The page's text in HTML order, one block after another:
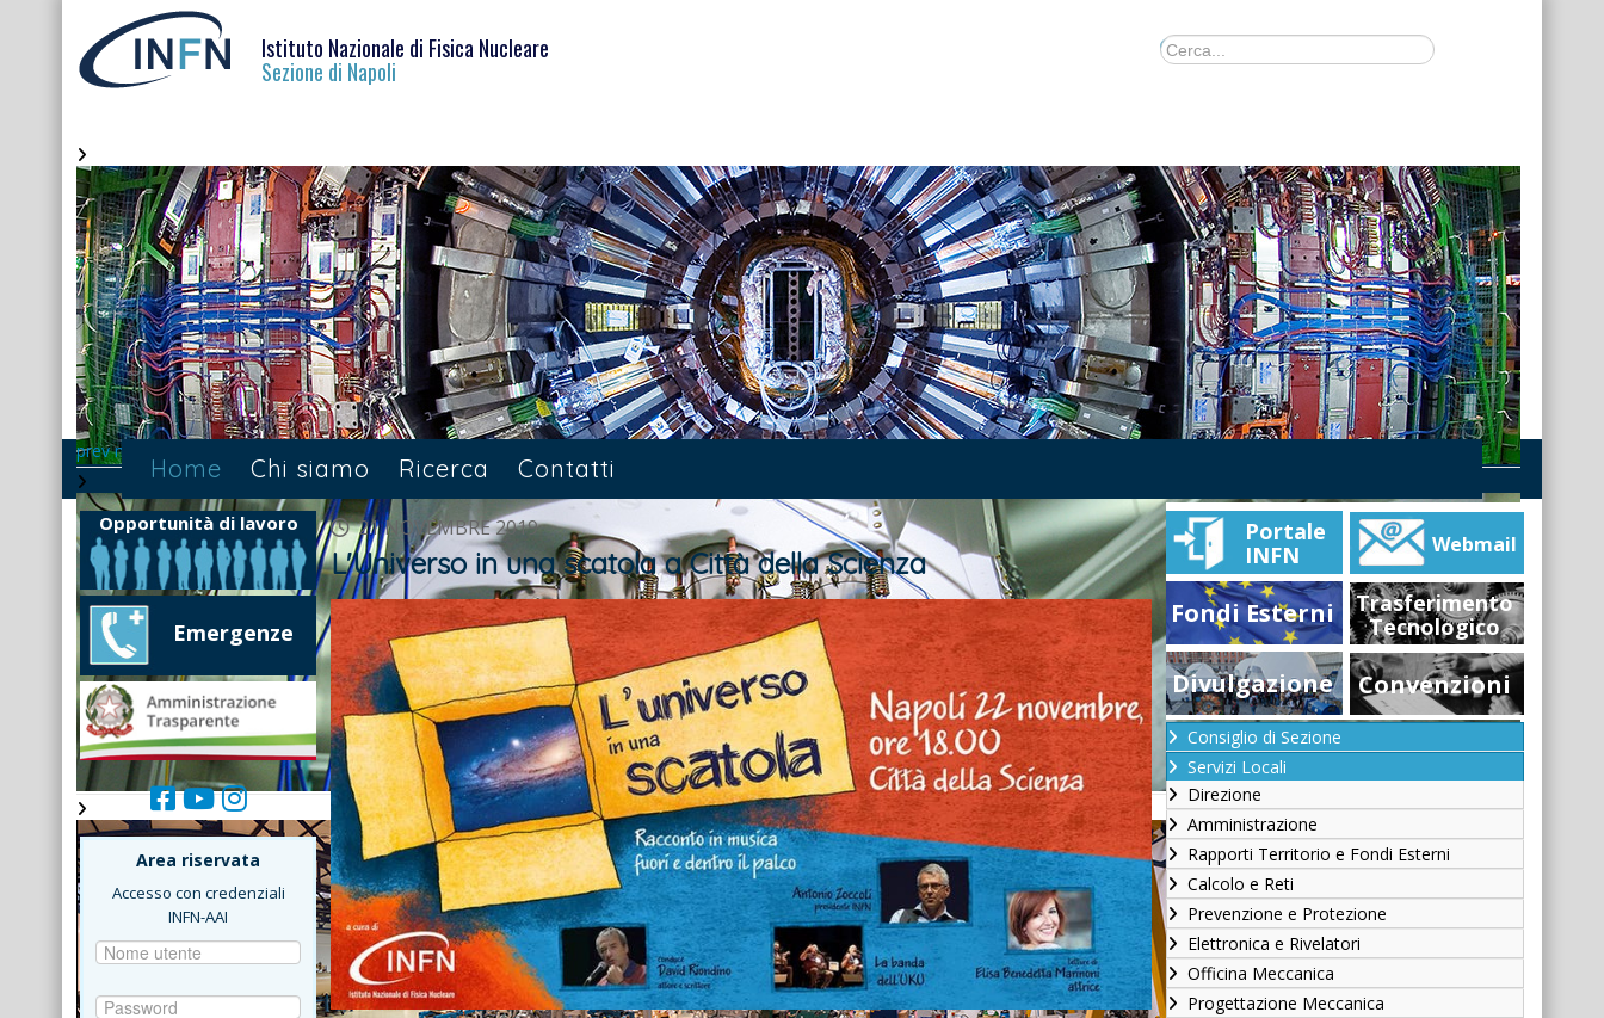
Istituto Nazionale di Fisica Nucleare
Sezione di Napoli
prev next
Home Chi siamo Ricerca Contatti
Opportunità di lavoro
Emergenze
Area riservata
Accesso con credenziali
INFN-AAI
21 NOVEMBRE 2019
L'Universo in una scatola a Città della Scienza
Portale
INFN
Webmail
Fondi Esterni
Trasferimento
Tecnologico
Divulgazione Convenzioni
Consiglio di Sezione
Servizi Locali
Direzione
Amministrazione
Rapporti Territorio e Fondi Esterni
Calcolo e Reti
Prevenzione e Protezione
Elettronica e Rivelatori
Officina Meccanica
Progettazione Meccanica